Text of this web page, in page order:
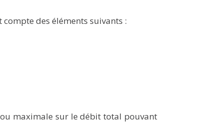
des éléments suivants :
maximale sur le débit total pouvant